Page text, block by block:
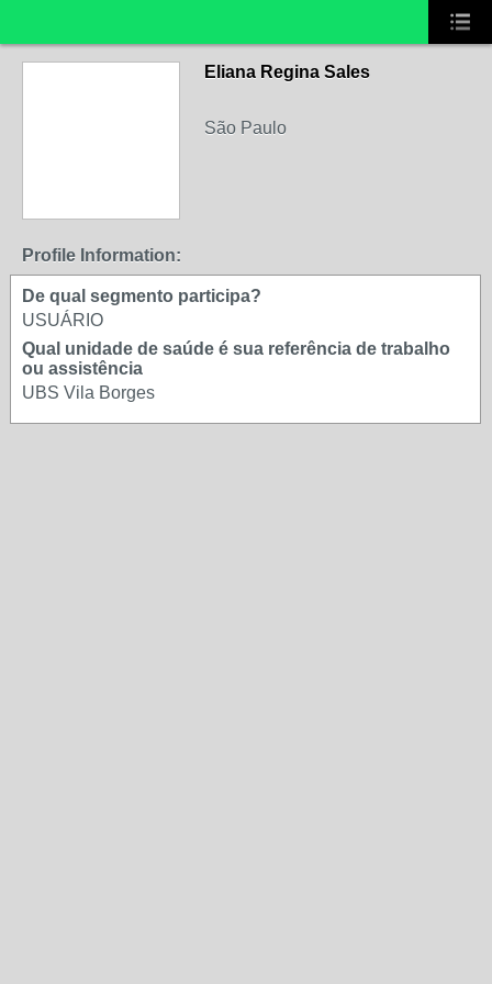
Eliana Regina Sales
São Paulo
Profile Information:
De qual segmento participa?
USUÁRIO
Qual unidade de saúde é sua referência de trabalho
ou assistência
UBS Vila Borges